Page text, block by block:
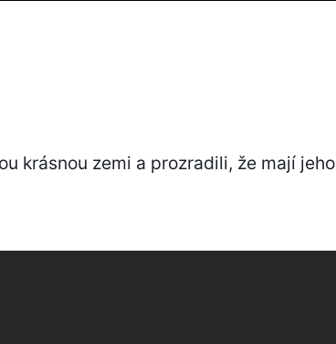
krásnou zemi a prozradili, že mají